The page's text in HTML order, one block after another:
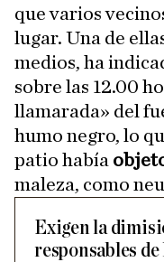
que varios
lugar. Una de
medios, ha
sobre las 12.00
llamarada» del
humo negro, lo
patio había
maleza, como
Exigen la
responsables de